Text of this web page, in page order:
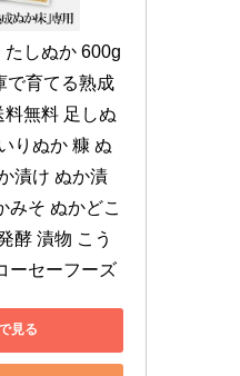
たしぬか 600g
で育てる熟成
無料 足しぬ
りぬか 糠 ぬ
漬け ぬか漬
みそ ぬかどこ
酵 漬物 こう
ーセーフーズ
見る